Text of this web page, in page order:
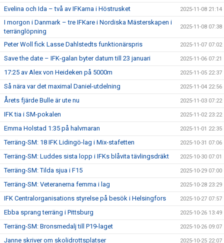
Evelina och Ida – två av IFKarna i Höstrusket 2025-11-08 21:14
I morgon i Danmark – tre IFKare i Nordiska Mästerskapen i
terränglöpning
2025-11-08 07:38
Peter Woll fick Lasse Dahlstedts funktionärspris 2025-11-07 07:02
Save the date – IFK-galan byter datum till 23 januari 2025-11-06 07:21
17:25 av Alex von Heideken på 5000m 2025-11-05 22:37
Så nära var det maximal Daniel-utdelning 2025-11-04 22:56
Årets fjärde Bulle är ute nu 2025-11-03 07:22
IFK tia i SM-pokalen 2025-11-02 23:22
Emma Holstad 1:35 på halvmaran 2025-11-01 22:35
Terräng-SM: 18 IFK Lidingö-lag i Mix-stafetten 2025-10-31 07:06
Terräng-SM: Luddes sista lopp i IFKs blåvita tävlingsdräkt 2025-10-30 07:01
Terräng-SM: Tilda sjua i F15 2025-10-29 07:00
Terräng-SM: Veteranerna femma i lag 2025-10-28 23:29
IFK Centralorganisations styrelse på besök i Helsingfors 2025-10-27 07:57
Ebba sprang terräng i Pittsburg 2025-10-26 13:49
Terräng-SM: Bronsmedalj till P19-laget 2025-10-26 09:07
Janne skriver om skolidrottsplatser 2025-10-25 22:07